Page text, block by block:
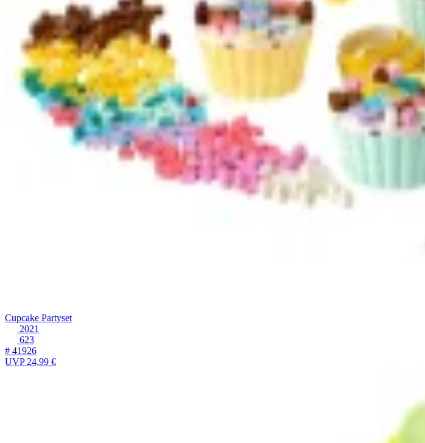
Cupcake Partyset
2021
623
# 41926
UVP24,99 €